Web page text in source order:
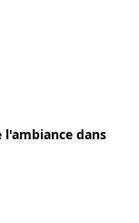
dans